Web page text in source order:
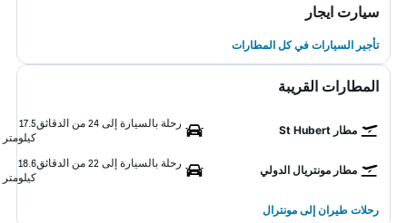
سيارت ايجار
تأجير السيارات في كل المطارات
المطارات القريبة
مطار St Hubert
رحلة بالسيارة إلى 24 من الدقائق
17.5
كيلومتر
مطار مونتريال الدولي
رحلة بالسيارة إلى 22 من الدقائق
18.6
كيلومتر
رحلات طيران إلى مونترال